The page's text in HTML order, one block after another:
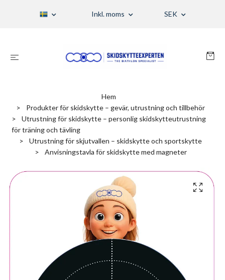
Inkl. moms SEK
Hem
Produkter för skidskytte – gevär, utrustning och tillbehör
Utrustning för skidskytte – personlig skidskytteutrustning
för träning och tävling
Utrustning för skjutvallen – skidskytte och sportskytte
Anvisningstavla för skidskytte med magneter